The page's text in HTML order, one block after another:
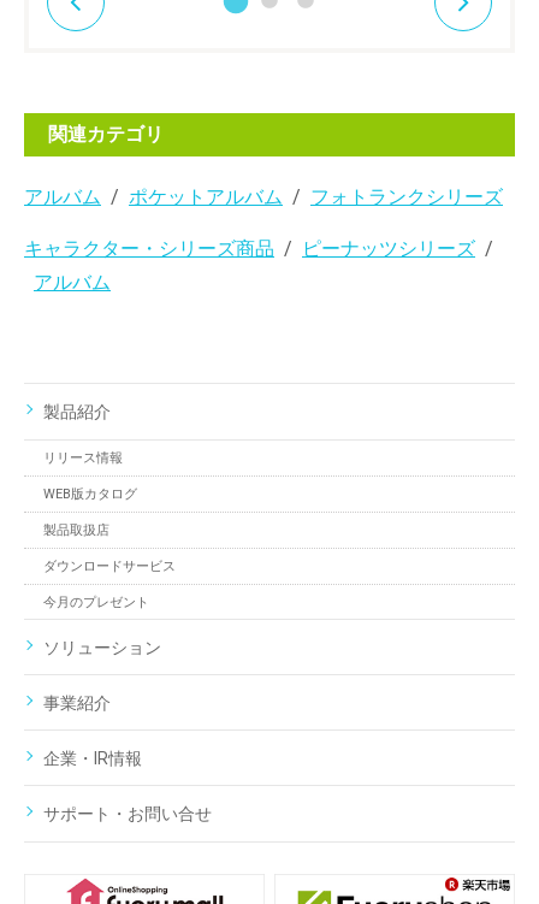
関連カテゴリ
アルバム ポケットアルバム フォトランクシリーズ
キャラクター・シリーズ商品
ピーナッツシリーズ
アルバム
製品紹介
リリース情報
WEB版カタログ
製品取扱店
ダウンロードサービス
今月のプレゼント
ソリューション
事業紹介
企業・IR情報
サポート・お問い合せ